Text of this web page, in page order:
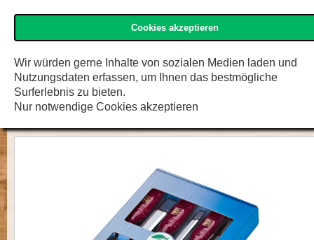
Cookies akzeptieren
Wir würden gerne Inhalte von sozialen Medien laden und
Nutzungsdaten erfassen, um Ihnen das bestmögliche
Surferlebnis zu bieten.
Nur notwendige Cookies akzeptieren
»Kirschen« Shop
Zur
Menü
Stechbeitelsatz, 1003 im SB-
tlg.